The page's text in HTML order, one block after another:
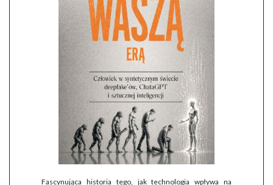
Fascynująca historia tego, jak technologia wpływa na